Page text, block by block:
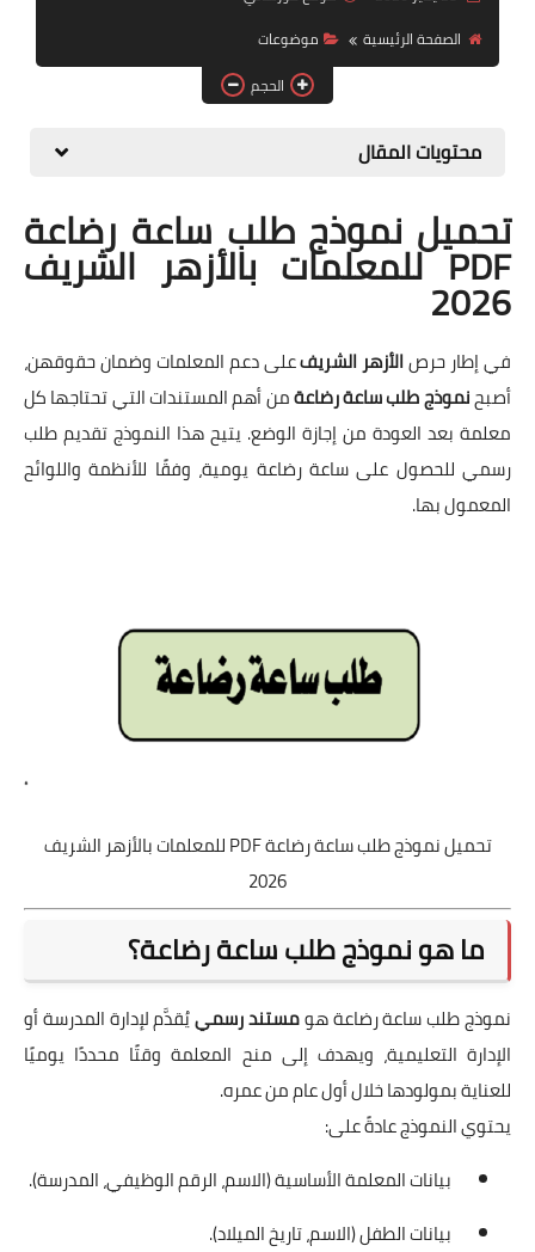
تربويات
روايات
صحة
الصفحة الرئيسية
موضوعات
الحجم
محتويات المقال
تحميل نموذج طلب ساعة رضاعة
PDF للمعلمات بالأزهر الشريف
2026
في إطار حرصالأزهر الشريفعلى دعم المعلمات وضمان حقوقهن،
أصبحنموذج طلب ساعة رضاعةمن أهم المستندات التي تحتاجها كل
معلمة بعد العودة من إجازة الوضع. يتيح هذا النموذج تقديم طلب
رسمي للحصول على ساعة رضاعة يومية، وفقًا للأنظمة واللوائح
المعمول بها.
تحميل نموذج طلب ساعة رضاعة PDF للمعلمات بالأزهر الشريف
2026
ما هو نموذج طلب ساعة رضاعة؟
نموذج طلب ساعة رضاعة هومستند رسمييُقدَّم لإدارة المدرسة أو
الإدارة التعليمية، ويهدف إلى منح المعلمة وقتًا محددًا يوميًا
للعناية بمولودها خلال أول عام من عمره.
يحتوي النموذج عادةً على:
بيانات المعلمة الأساسية (الاسم، الرقم الوظيفي، المدرسة).
بيانات الطفل (الاسم، تاريخ الميلاد).